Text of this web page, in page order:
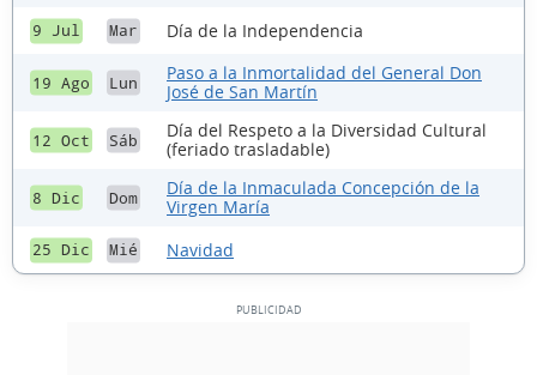
9 Jul Mar Día de la Independencia
19 Ago Lun
Paso a la Inmortalidad del General Don
José de San Martín
12 Oct Sáb
Día del Respeto a la Diversidad Cultural
(feriado trasladable)
8 Dic Dom
Día de la Inmaculada Concepción de la
Virgen María
25 Dic Mié Navidad